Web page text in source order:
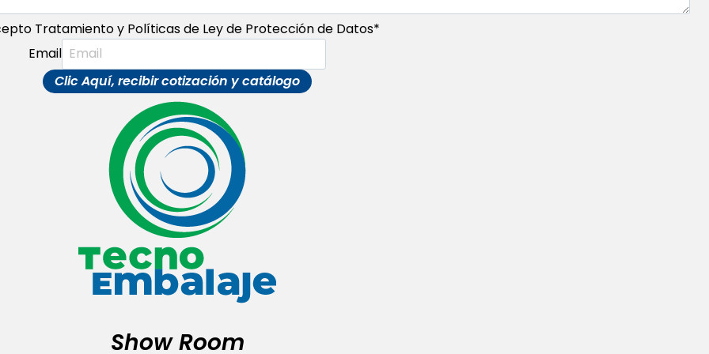
Tratamiento y Políticas de Ley de Protección de Datos*
Email
Clic Aquí, recibir cotización y catálogo
Show Room